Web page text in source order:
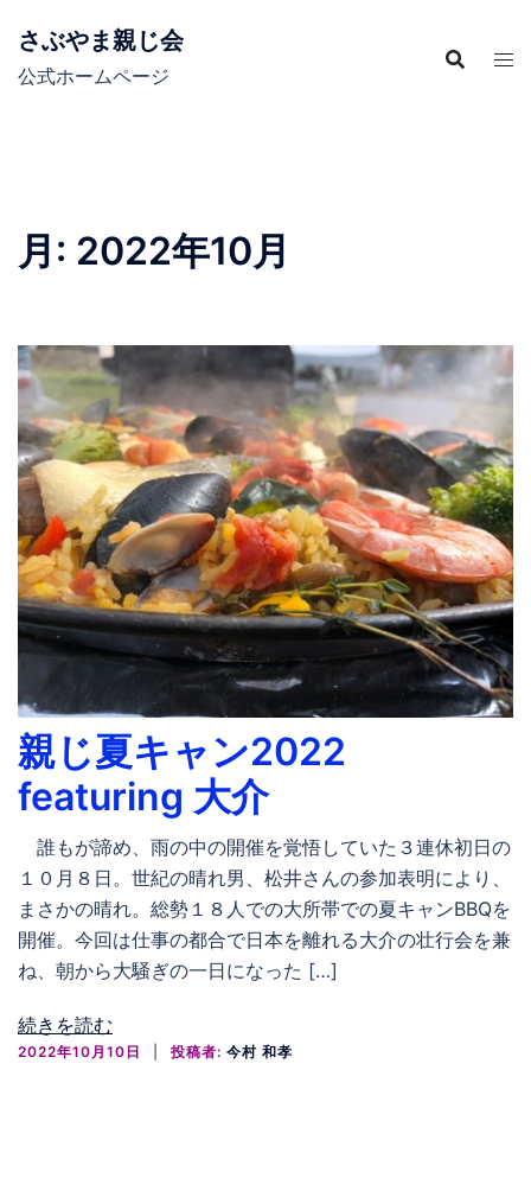
さぶやま親じ会
公式ホームページ
月: 2022年10月
親じ夏キャン2022
featuring 大介
誰もが諦め、雨の中の開催を覚悟していた３連休初日の
１０月８日。世紀の晴れ男、松井さんの参加表明により、
まさかの晴れ。総勢１８人での大所帯での夏キャンBBQを
開催。今回は仕事の都合で日本を離れる大介の壮行会を兼
ね、朝から大騒ぎの一日になった […]
続きを読む
2022年10月10日 投稿者: 今村 和孝